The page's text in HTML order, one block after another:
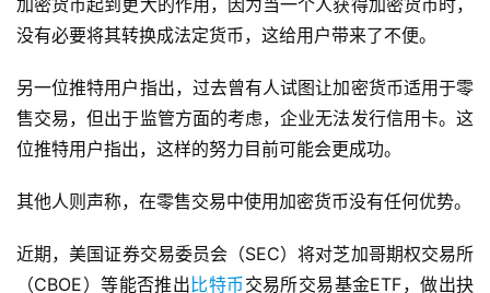
加密货币起到更大的作用，因为当一个人获得加密货币时，
没有必要将其转换成法定货币，这给用户带来了不便。
另一位推特用户指出，过去曾有人试图让加密货币适用于零
售交易，但出于监管方面的考虑，企业无法发行信用卡。这
位推特用户指出，这样的努力目前可能会更成功。
其他人则声称，在零售交易中使用加密货币没有任何优势。
近期，美国证券交易委员会（SEC）将对芝加哥期权交易所
（CBOE）等能否推出 比特币交易所交易基金ETF，做出抉